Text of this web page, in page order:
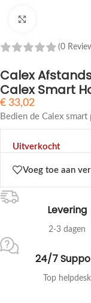
Klik om te
(0
Calex
Calex Smart
€ 33,02
Bedien de Calex
Uitverkocht
Voeg toe aan
Levering
2-3 dagen
24/7
Top helpdesk